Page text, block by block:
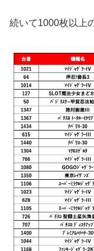
続いて1000枚以上